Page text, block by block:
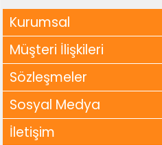
Kurumsal
Müşteri İlişkileri
Sözleşmeler
Sosyal Medya
İletişim